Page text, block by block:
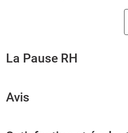
La Pause RH
Avis